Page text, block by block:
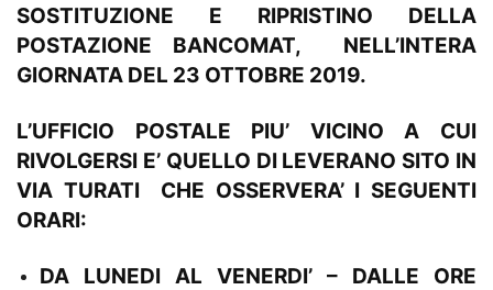
SOSTITUZIONE E RIPRISTINO DELLA
POSTAZIONE BANCOMAT, NELL’INTERA
GIORNATA DEL 23 OTTOBRE 2019.
L’UFFICIO POSTALE PIU’ VICINO A CUI
RIVOLGERSI E’ QUELLO DI LEVERANO SITO IN
VIA TURATI
CHE OSSERVERA’ I SEGUENTI
ORARI:
DA LUNEDI AL VENERDI’ – DALLE ORE